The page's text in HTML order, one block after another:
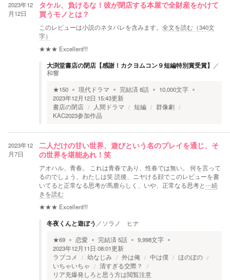
2023年12
月12日
タケル、負けるな！彼が閉店する本屋で全財産をかけて
買うモノとは？
このレビューは小説のネタバレを含みます。 全文を読む（340文
字）
★★★ Excellent!!!
大渕堂書店の閉店【感謝！カクヨムコン９短編特別賞受賞】
／
和響
★150 現代ドラマ 完結済8話 10,000文字
2023年12月12日 15:43更新
書店の閉店
人間ドラマ 短編
群像劇
KAC2023参加作品
2023年12
月7日
二人だけの甘い世界、遊びという名のプレイを通じ、そ
の世界を堪能あれ！笑
アオハル、青春。 これは青春であり、性春では無い。 何を言って
るのでしょう、わたしは笑 読後、ニヤける顔でこのレビューを書
いてると正常なる思考が馬鹿らしく、いや、正常なる思考と …続
きを読む
★★★ Excellent!!!
冬夜くんと遊ぼう ／ソラノ ヒナ
★69 恋愛 完結済5話 9,998文字
2023年12月11日 08:01更新
ラブコメ
幼なじみ 外は俺 中は僕
ほのぼの
いちゃいちゃ
清すぎる交際？
リア充爆発しろと思う方は閲覧注意